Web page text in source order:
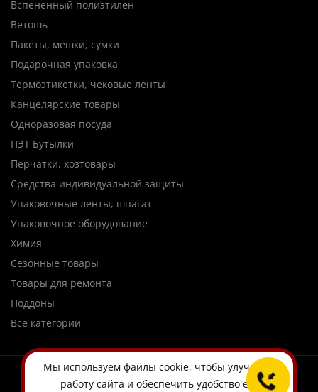
Вспененный полиэтилен
Ветошь
Пакеты, мешки, сумки
Подарочная упаковка
Термоэтикетки, чековые ленты
Канцелярские товары
Одноразовая посуда
ПЭТ Бутылки
Перчатки, хозтовары
Средства индивидуальной защиты
Упаковочные ленты, шпагат
Упаковочное оборудование
Химия
Сезонные товары
Товары для ремонта
Поддоны
Все категории
Мы используем файлы cookie, чтобы улучшить
работу сайта и обеспечить удобство его